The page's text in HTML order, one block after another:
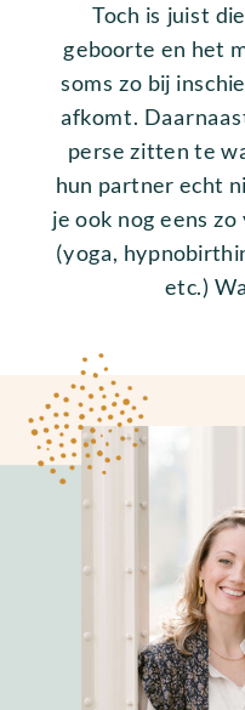
Toch is juist
geboorte en het
soms zo bij
afkomt.
perse zitten te
hun partner echt
je ook nog eens
(yoga,
etc.)